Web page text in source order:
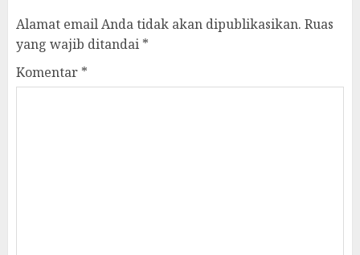
Alamat email Anda tidak akan dipublikasikan. Ruas
yang wajib ditandai *
Komentar *